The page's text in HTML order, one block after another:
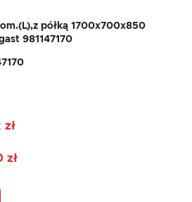
półką 1700x700x850
981147170
zł
zł